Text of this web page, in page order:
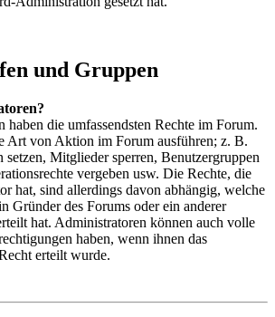
und Gruppen
haben die umfassendsten Rechte im Forum.
Art von Aktion im Forum ausführen; z. B.
setzen, Mitglieder sperren, Benutzergruppen
vergeben usw. Die Rechte, die
hat, sind allerdings davon abhängig, welche
Gründer des Forums oder ein anderer
hat. Administratoren können auch volle
haben, wenn ihnen das
erteilt wurde.